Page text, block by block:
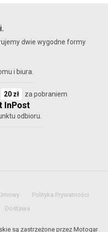
dwie wygodne formy
i biura.
20 zł za pobraniem
InPost
odbioru.
Polityka Prywatności
Dostawa
są zastrzeżone przez Motogar